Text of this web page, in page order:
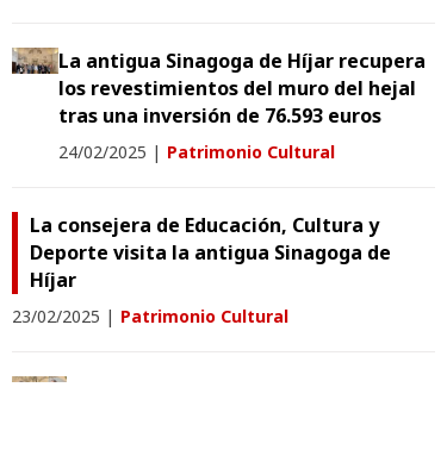
La antigua Sinagoga de Híjar recupera
los revestimientos del muro del hejal
tras una inversión de 76.593 euros
24/02/2025 | Patrimonio Cultural
La consejera de Educación, Cultura y
Deporte visita la antigua Sinagoga de
Híjar
23/02/2025 | Patrimonio Cultural